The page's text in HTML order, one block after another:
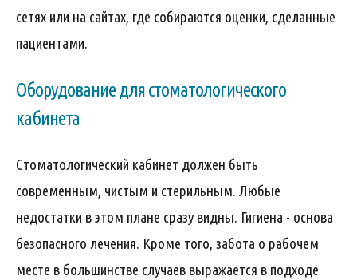
сетях или на сайтах, где собираются оценки, сделанные
пациентами.
Оборудование для стоматологического
кабинета
Стоматологический кабинет должен быть
современным, чистым и стерильным. Любые
недостатки в этом плане сразу видны. Гигиена - основа
безопасного лечения. Кроме того, забота о рабочем
месте в большинстве случаев выражается в подходе